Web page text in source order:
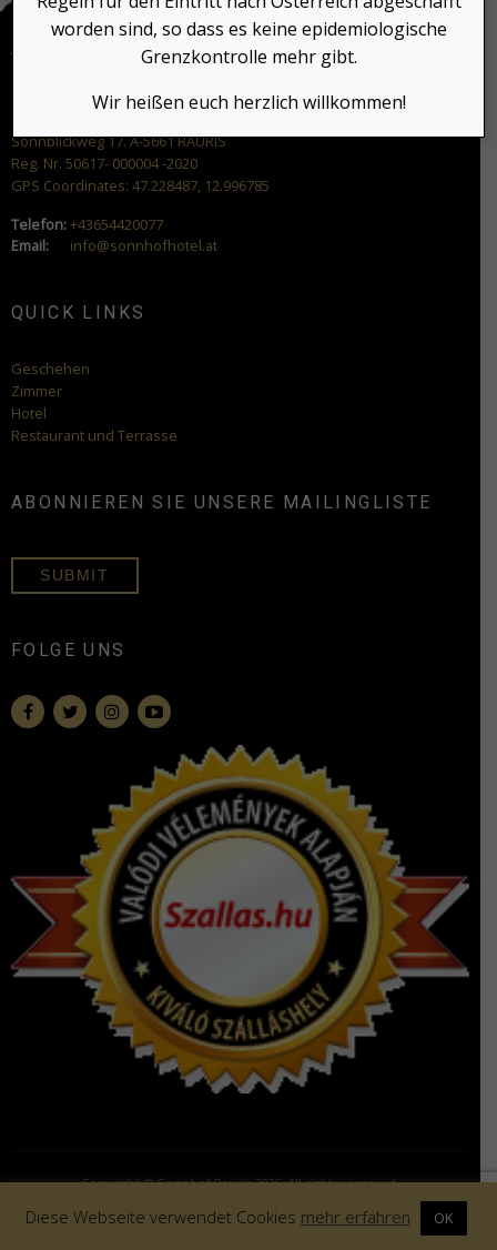
Sonnblickweg 17. A-5661 RAURIS
Reg. Nr. 50617- 000004 -2020
GPS Coordinates: 47.228487, 12.996785
Telefon:+43654420077
Email:
info@sonnhofhotel.at
QUICK LINKS
Geschehen
Zimmer
Hotel
Restaurant und Terrasse
ABONNIEREN SIE UNSERE MAILINGLISTE
SUBMIT
FOLGE UNS
Copyright © Sonnhof Rauris 2026. All rights reserved.
Diese Webseite verwendet Cookies mehr erfahren OK
worden sind, so dass es keine epidemiologische
Grenzkontrolle mehr gibt.
Wir heißen euch herzlich willkommen!